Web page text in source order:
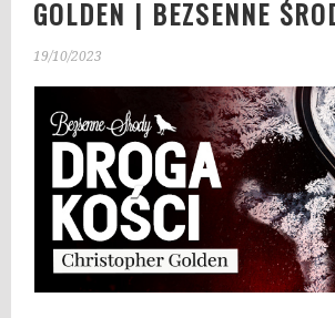
GOLDEN | BEZSENNE
19/10/2023